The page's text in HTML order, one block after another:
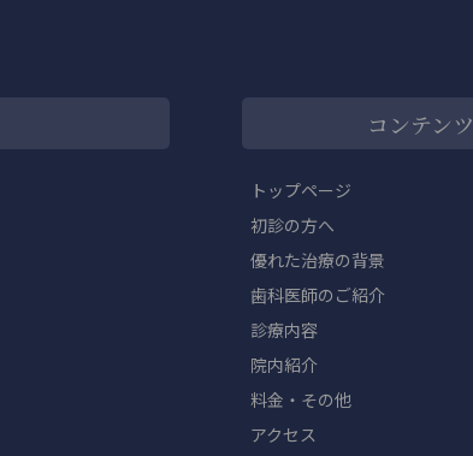
コンテンツ
トップページ
初診の方へ
優れた治療の背景
歯科医師のご紹介
診療内容
院内紹介
料金・その他
アクセス